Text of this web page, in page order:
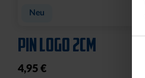
Neu
PIN LOGO 2CM
4,95 €